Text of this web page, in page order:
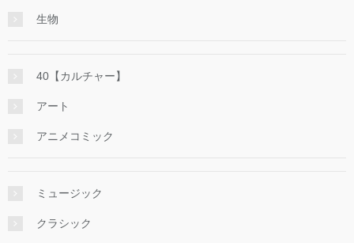
生物
40【カルチャー】
アート
アニメコミック
ミュージック
クラシック